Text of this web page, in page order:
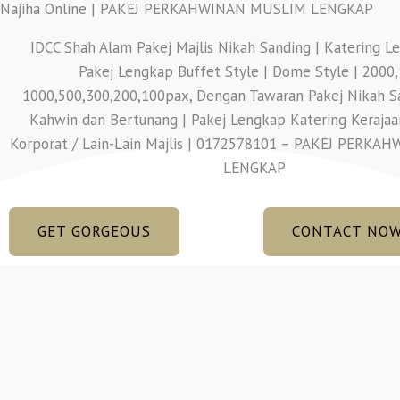
Najiha Online | PAKEJ PERKAHWINAN MUSLIM LENGKAP
IDCC Shah Alam Pakej Majlis Nikah Sanding | Katering
Pakej Lengkap Buffet Style | Dome Style |
1000,500,300,200,100pax, Dengan Tawaran Pakej Nikah
Kahwin dan Bertunang | Pakej Lengkap Katering
Korporat / Lain-Lain Majlis | 0172578101 – PAKEJ
LENGKAP
GET GORGEOUS CONTACT